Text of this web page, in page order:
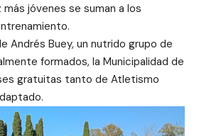
jóvenes se suman a los
Andrés Buey, un nutrido grupo de
formados, la Municipalidad de
gratuitas tanto de Atletismo